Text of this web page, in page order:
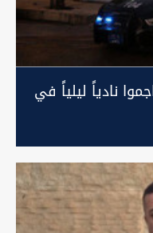
نادياً ليلياً في